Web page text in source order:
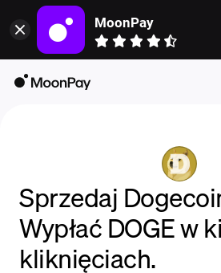
MoonPay
Individuals
Company
Crypto Prices
Learn
Sprzedaj
Wypłać DOGE w
kliknięciach.